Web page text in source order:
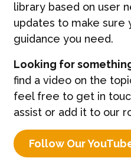
library based on user
updates to make sure
guidance you need.
Looking for
find a video on the
feel free to get in
assist or add it to our
Follow Our